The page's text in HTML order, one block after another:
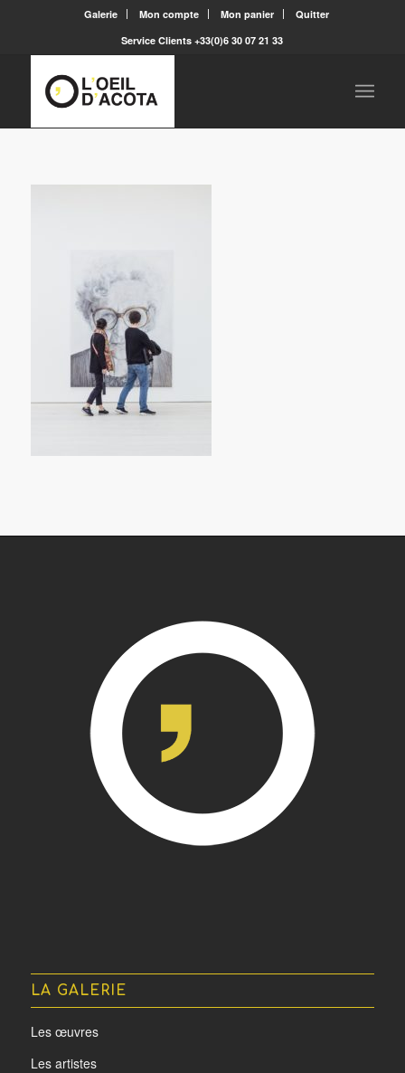
Galerie Mon compte Mon panier
Quitter
Service Clients +33(0)6 30 07 21 33
LA GALERIE
Les œuvres
Les artistes